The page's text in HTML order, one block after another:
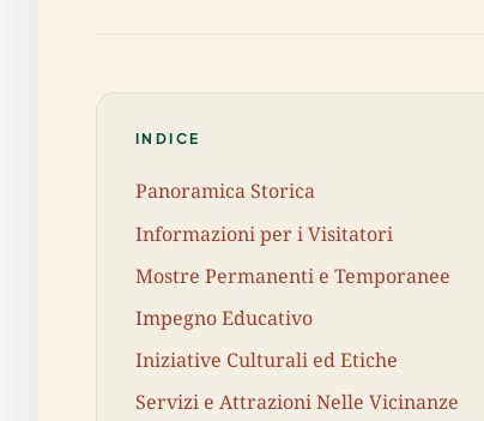
INDICE
Panoramica Storica
Informazioni per i Visitatori
Mostre Permanenti e Temporanee
Impegno Educativo
Iniziative Culturali ed Etiche
Servizi e Attrazioni Nelle Vicinanze